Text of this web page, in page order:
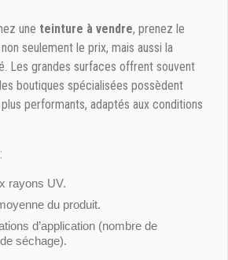
une teinture à vendre, prenez le
seulement le prix, mais aussi la
Les grandes surfaces offrent souvent
boutiques spécialisées possèdent
performants, adaptés aux conditions
rayons UV.
du produit.
d’application (nombre de
séchage).